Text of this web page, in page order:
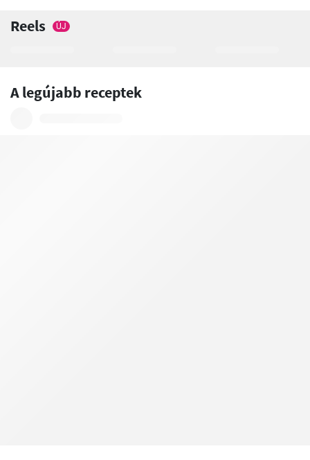
Reels ÚJ
A legújabb receptek